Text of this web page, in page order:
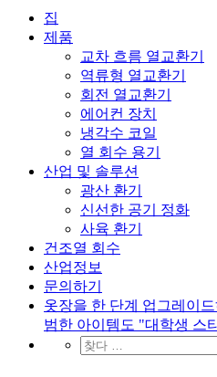
집
제품
교차 흐름 열교환기
역류형 열교환기
회전 열교환기
에어컨 장치
냉각수 코일
열 회수 용기
산업 및 솔루션
광산 환기
신선한 공기 정화
사육 환기
건조열 회수
산업정보
문의하기
옷장을 한 단계 업그레이
범한 아이템도 "대학생 스